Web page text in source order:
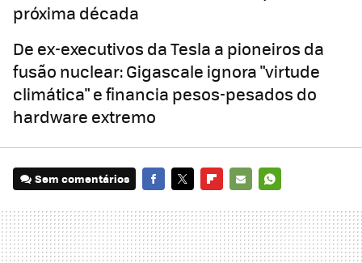
próxima década
De ex-executivos da Tesla a pioneiros da
fusão nuclear: Gigascale ignora "virtude
climática" e financia pesos-pesados ​​do
hardware extremo
Sem comentários
MAIL